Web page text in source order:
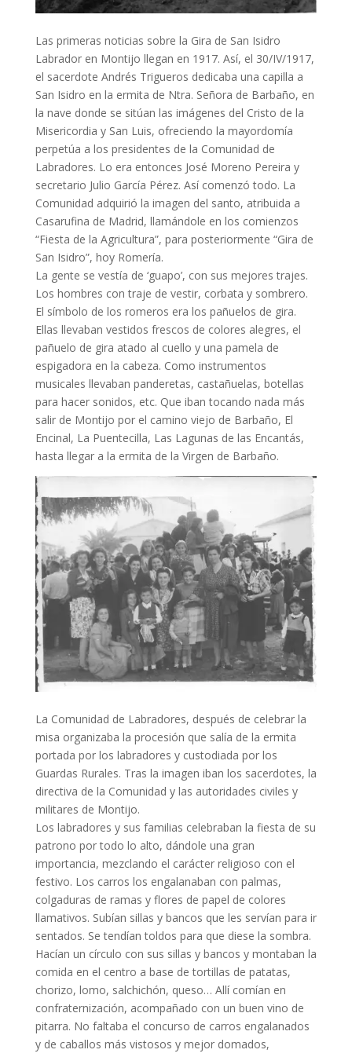
Las primeras noticias sobre la Gira de San Isidro
Labrador en Montijo llegan en 1917. Así, el 30/IV/1917,
el sacerdote Andrés Trigueros dedicaba una capilla a
San Isidro en la ermita de Ntra. Señora de Barbaño, en
la nave donde se sitúan las imágenes del Cristo de la
Misericordia y San Luis, ofreciendo la mayordomía
perpetúa a los presidentes de la Comunidad de
Labradores. Lo era entonces José Moreno Pereira y
secretario Julio García Pérez. Así comenzó todo. La
Comunidad adquirió la imagen del santo, atribuida a
Casarufina de Madrid, llamándole en los comienzos
“Fiesta de la Agricultura”, para posteriormente “Gira de
San Isidro”, hoy Romería.
La gente se vestía de ‘guapo’, con sus mejores trajes.
Los hombres con traje de vestir, corbata y sombrero.
El símbolo de los romeros era los pañuelos de gira.
Ellas llevaban vestidos frescos de colores alegres, el
pañuelo de gira atado al cuello y una pamela de
espigadora en la cabeza. Como instrumentos
musicales llevaban panderetas, castañuelas, botellas
para hacer sonidos, etc. Que iban tocando nada más
salir de Montijo por el camino viejo de Barbaño, El
Encinal, La Puentecilla, Las Lagunas de las Encantás,
hasta llegar a la ermita de la Virgen de Barbaño.
La Comunidad de Labradores, después de celebrar la
misa organizaba la procesión que salía de la ermita
portada por los labradores y custodiada por los
Guardas Rurales. Tras la imagen iban los sacerdotes, la
directiva de la Comunidad y las autoridades civiles y
militares de Montijo.
Los labradores y sus familias celebraban la fiesta de su
patrono por todo lo alto, dándole una gran
importancia, mezclando el carácter religioso con el
festivo. Los carros los engalanaban con palmas,
colgaduras de ramas y flores de papel de colores
llamativos. Subían sillas y bancos que les servían para ir
sentados. Se tendían toldos para que diese la sombra.
Hacían un círculo con sus sillas y bancos y montaban la
comida en el centro a base de tortillas de patatas,
chorizo, lomo, salchichón, queso… Allí comían en
confraternización, acompañado con un buen vino de
pitarra. No faltaba el concurso de carros engalanados
y de caballos más vistosos y mejor domados,